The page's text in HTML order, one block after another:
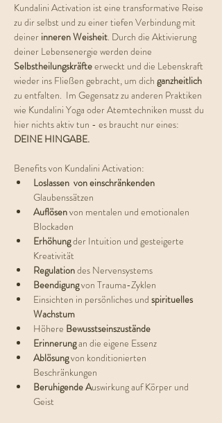
Kundalini Activation ist eine transformative Reise
zu dir selbst und zu einer tiefen Verbindung mit
deiner inneren Weisheit. Durch die Aktivierung
deiner Lebensenergie werden deine
Selbstheilungskräfte erweckt und die Lebenskraft
wieder ins Fließen gebracht, um dich ganzheitlich
zu entfalten.  Im Gegensatz zu anderen Praktiken
wie Kundalini Yoga oder Atemtechniken musst du
hier nichts aktiv tun - es braucht nur eines:
DEINE HINGABE.
Benefits von Kundalini Activation:
Loslassen  von einschränkenden
Glaubenssätzen
Auflösen von mentalen und emotionalen
Blockaden
Erhöhung der Intuition und gesteigerte
Kreativität
Regulation des Nervensystems
Beendigung von Trauma-Zyklen
Einsichten in persönliches und spirituelles
Wachstum
Höhere Bewusstseinszustände
Erinnerung an die eigene Essenz
Ablösung von konditionierten
Beschränkungen
Beruhigende Auswirkung auf Körper und
Geist